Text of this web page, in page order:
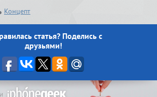
Концепт
статья? Поделись с
друзьями!